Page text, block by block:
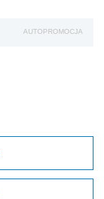
AUTOPROMOCJA